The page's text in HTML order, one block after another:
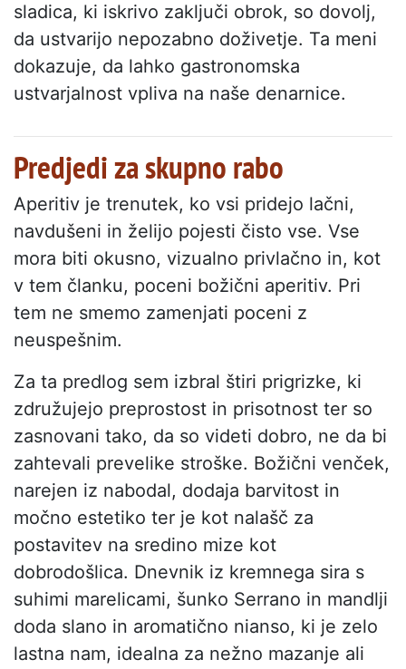
sladica, ki iskrivo zaključi obrok, so dovolj,
da ustvarijo nepozabno doživetje. Ta meni
dokazuje, da lahko gastronomska
ustvarjalnost vpliva na naše denarnice.
Predjedi za skupno rabo
Aperitiv je trenutek, ko vsi pridejo lačni,
navdušeni in želijo pojesti čisto vse. Vse
mora biti okusno, vizualno privlačno in, kot
v tem članku, poceni božični aperitiv. Pri
tem ne smemo zamenjati poceni z
neuspešnim.
Za ta predlog sem izbral štiri prigrizke, ki
združujejo preprostost in prisotnost ter so
zasnovani tako, da so videti dobro, ne da bi
zahtevali prevelike stroške. Božični venček,
narejen iz nabodal, dodaja barvitost in
močno estetiko ter je kot nalašč za
postavitev na sredino mize kot
dobrodošlica. Dnevnik iz kremnega sira s
suhimi marelicami, šunko Serrano in mandlji
doda slano in aromatično nianso, ki je zelo
lastna nam, idealna za nežno mazanje ali